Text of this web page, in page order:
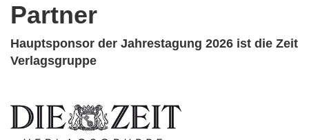
Partner
Hauptsponsor der Jahrestagung 2026 ist die Zeit
Verlagsgruppe